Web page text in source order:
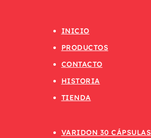
INICIO
PRODUCTOS
CONTACTO
HISTORIA
TIENDA
VARIDON 30 CÁPSULAS